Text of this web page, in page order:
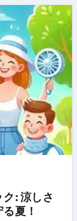
: 涼しさ
夏！